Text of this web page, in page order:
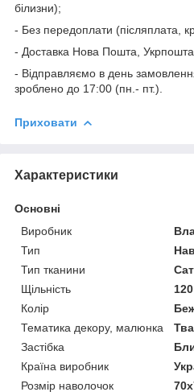
білизни);
- Без передоплати (післяплата,
- Доставка Нова Пошта,
- Відправляємо в день
зроблено до 17:00 (пн.- пт.).
Приховати
Характеристики
Основні
Виробник
Тип
Тип тканини
Щільність
Колір
Тематика декору, малюнка
Застібка
Країна виробник
Розмір наволочок